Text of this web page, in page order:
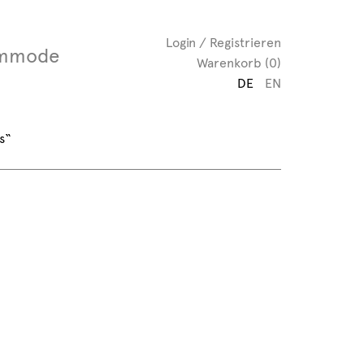
Login / Registrieren
Warenkorb (0)
DE
EN